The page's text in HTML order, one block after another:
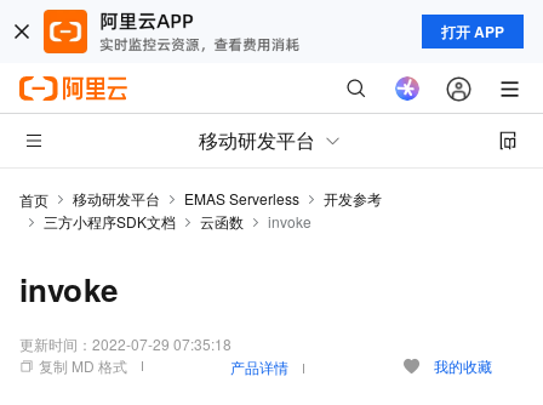
打开 APP
移动研发平台
首页 移动研发平台 EMAS Serverless
开发参考
三方小程序SDK文档
云函数 invoke
invoke
更新时间： 2022-07-29 07:35:18
复制 MD 格式
产品详情 我的收藏